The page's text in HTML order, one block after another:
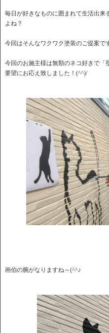
毎日が好きなものに囲まれて生活出来
よね？
今回はそんなワクワク塗装のご提案で
今回のお施主様は無類のネコ好きで
要望にお応え致しました！(^^)/
画伯の腕がなりますね～(^^♪